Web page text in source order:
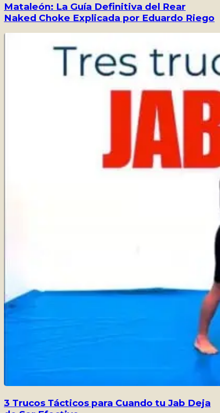
Mataleón: La Guía Definitiva del Rear
Naked Choke Explicada por Eduardo Riego
3 Trucos Tácticos para Cuando tu Jab Deja